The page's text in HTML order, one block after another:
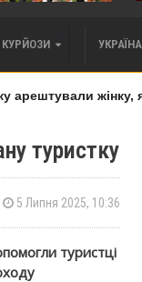
КУРЙОЗИ
жінку,
туристку
5 Липня 2025, 10:36
туристці